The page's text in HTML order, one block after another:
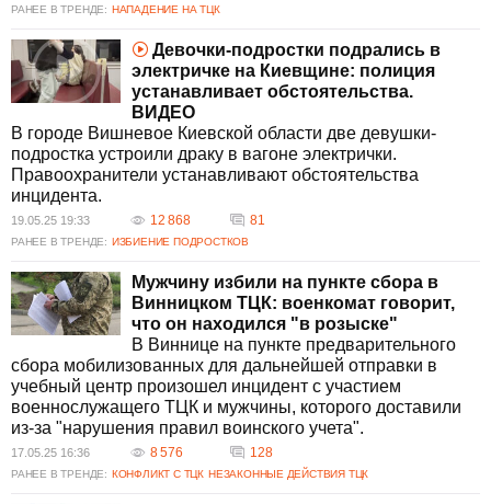
РАНЕЕ В ТРЕНДЕ: НАПАДЕНИЕ НА ТЦК
Девочки-подростки подрались в
электричке на Киевщине: полиция
устанавливает обстоятельства.
ВИДЕО
В городе Вишневое Киевской области две девушки-
подростка устроили драку в вагоне электрички.
Правоохранители устанавливают обстоятельства
инцидента.
19.05.25 19:33 12 868 81
РАНЕЕ В ТРЕНДЕ: ИЗБИЕНИЕ ПОДРОСТКОВ
Мужчину избили на пункте сбора в
Винницком ТЦК: военкомат говорит,
что он находился "в розыске"
В Виннице на пункте предварительного
сбора мобилизованных для дальнейшей отправки в
учебный центр произошел инцидент с участием
военнослужащего ТЦК и мужчины, которого доставили
из-за "нарушения правил воинского учета".
17.05.25 16:36 8 576 128
РАНЕЕ В ТРЕНДЕ: КОНФЛИКТ С ТЦК НЕЗАКОННЫЕ ДЕЙСТВИЯ ТЦК